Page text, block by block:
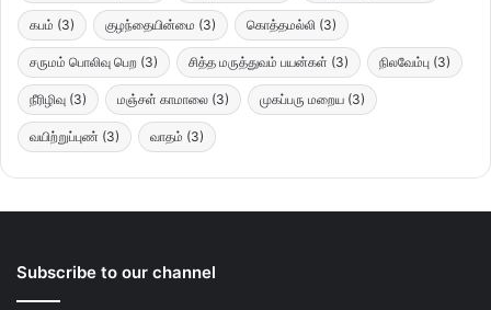
கபம் (3) குழந்தையின்மை (3) கொத்தமல்லி (3)
சருமம் பொலிவு பெற (3) சித்த மருத்துவம் பயன்கள் (3) நிலவேம்பு (3)
நீரிழிவு (3) மஞ்சள் காமாலை (3) முகப்பரு மறைய (3)
வயிற்றுப்புண் (3) வாதம் (3)
Subscribe to our channel